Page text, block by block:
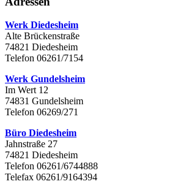
Werk Diedesheim
Alte Brückenstraße
74821 Diedesheim
Telefon 06261/7154
Werk Gundelsheim
Im Wert 12
74831 Gundelsheim
Telefon 06269/271
Büro Diedesheim
Jahnstraße 27
74821 Diedesheim
Telefon 06261/6744888
Telefax 06261/9164394